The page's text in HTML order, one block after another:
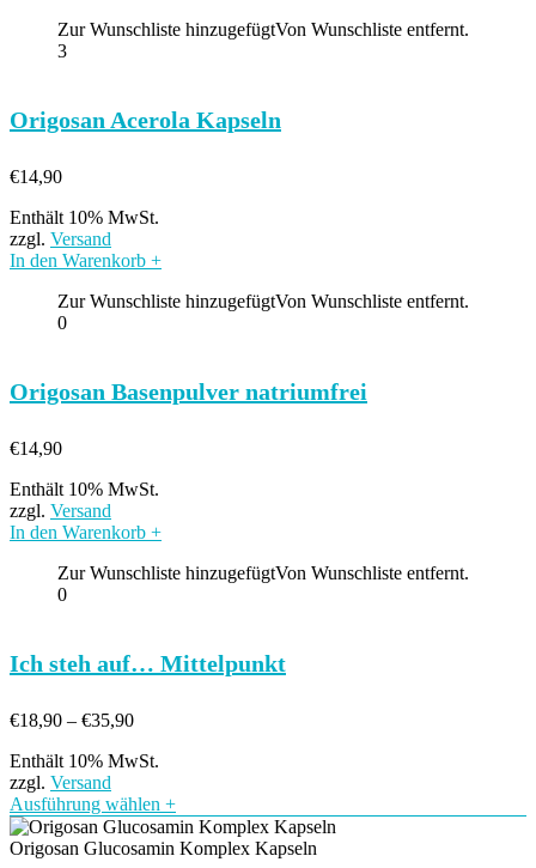
Zur Wunschliste hinzugefügtVon Wunschliste entfernt.
3
Origosan Acerola Kapseln
€14,90
Enthält 10% MwSt.
zzgl. Versand
In den Warenkorb +
Zur Wunschliste hinzugefügtVon Wunschliste entfernt.
0
Origosan Basenpulver natriumfrei
€14,90
Enthält 10% MwSt.
zzgl. Versand
In den Warenkorb +
Zur Wunschliste hinzugefügtVon Wunschliste entfernt.
0
Ich steh auf… Mittelpunkt
€18,90 – €35,90Preisspanne:
bis
Enthält 10% MwSt.
zzgl. Versand
Ausführung wählen +
Origosan Glucosamin Komplex Kapseln